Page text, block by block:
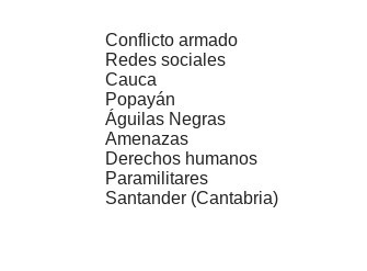
Conflicto armado
Redes sociales
Cauca
Popayán
Águilas Negras
Amenazas
Derechos humanos
Paramilitares
Santander (Cantabria)